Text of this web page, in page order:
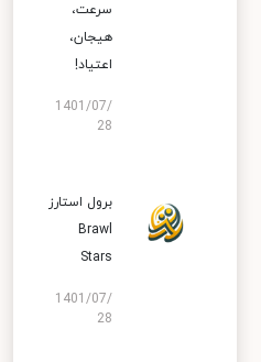
سرعت،
هیجان،
اعتیاد!
1401/07/
28
برول استارز
Brawl
Stars
1401/07/
28